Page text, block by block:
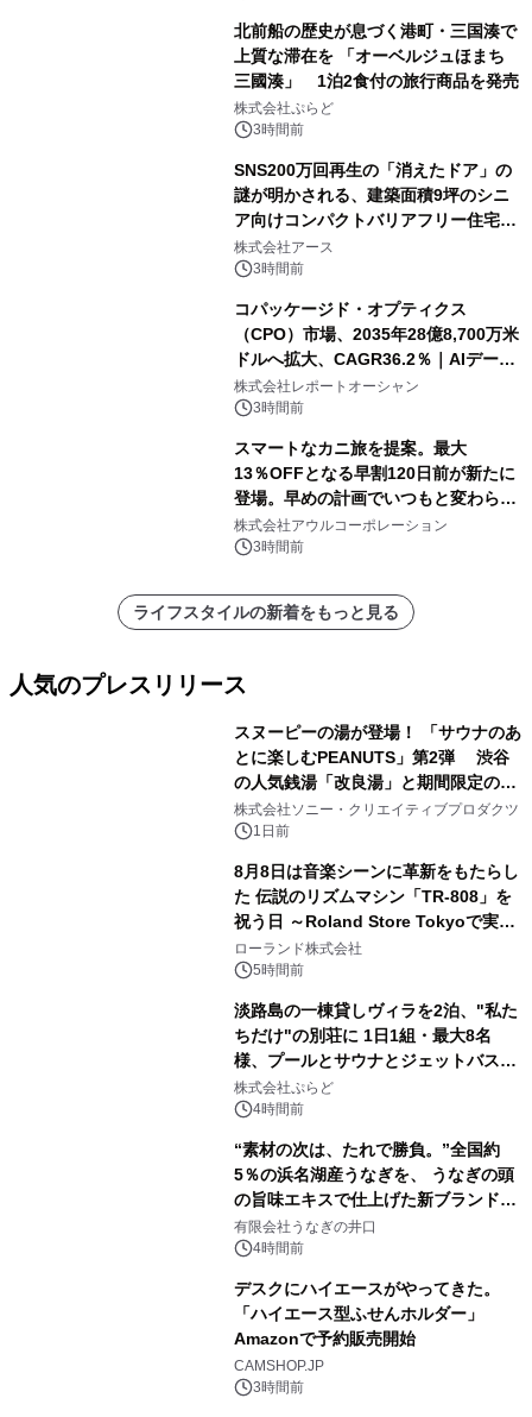
北前船の歴史が息づく港町・三国湊で
上質な滞在を 「オーベルジュほまち
三國湊」 1泊2食付の旅行商品を発売
株式会社ぷらど
3時間前
SNS200万回再生の「消えたドア」の
謎が明かされる、建築面積9坪のシニ
ア向けコンパクトバリアフリー住宅が
誕生
株式会社アース
3時間前
コパッケージド・オプティクス
（CPO）市場、2035年28億8,700万米
ドルへ拡大、CAGR36.2％｜AIデータ
センター・高速光通信需要が成長を加
速
株式会社レポートオーシャン
3時間前
スマートなカニ旅を提案。最大
13％OFFとなる早割120日前が新たに
登場。早めの計画でいつもと変わらぬ
大人の冬旅を。ー夕日ヶ浦温泉「佳松
苑 別邸ふうか」ー
株式会社アウルコーポレーション
3時間前
ライフスタイルの新着をもっと見る
人気のプレスリリース
スヌーピーの湯が登場！ 「サウナのあ
とに楽しむPEANUTS」第2弾 渋谷
の人気銭湯「改良湯」と期間限定のコ
ラボレーション サウナイキタイコラ
ボグッズも発売決定！
株式会社ソニー・クリエイティブプロダクツ
1日前
8月8日は音楽シーンに革新をもたらし
た 伝説のリズムマシン「TR-808」を
祝う日 ～Roland Store Tokyoで実機
を展示しての 記念キャンペーンを開
催 英国ラジオ「NTS」の 特別プログ
アーティストを フィーチャーしたアニ
メーションを公開～
ローランド株式会社
5時間前
淡路島の一棟貸しヴィラを2泊、"私た
ちだけ"の別荘に 1日1組・最大8名
様、プールとサウナとジェットバス付
きで Villa Mon Temps AWAJIの連泊
素泊りプラン
株式会社ぷらど
4時間前
“素材の次は、たれで勝負。”全国約
5％の浜名湖産うなぎを、 うなぎの頭
の旨味エキスで仕上げた新ブランド
「井口の誉」誕生
有限会社うなぎの井口
4時間前
デスクにハイエースがやってきた。
「ハイエース型ふせんホルダー」
Amazonで予約販売開始
CAMSHOP.JP
3時間前